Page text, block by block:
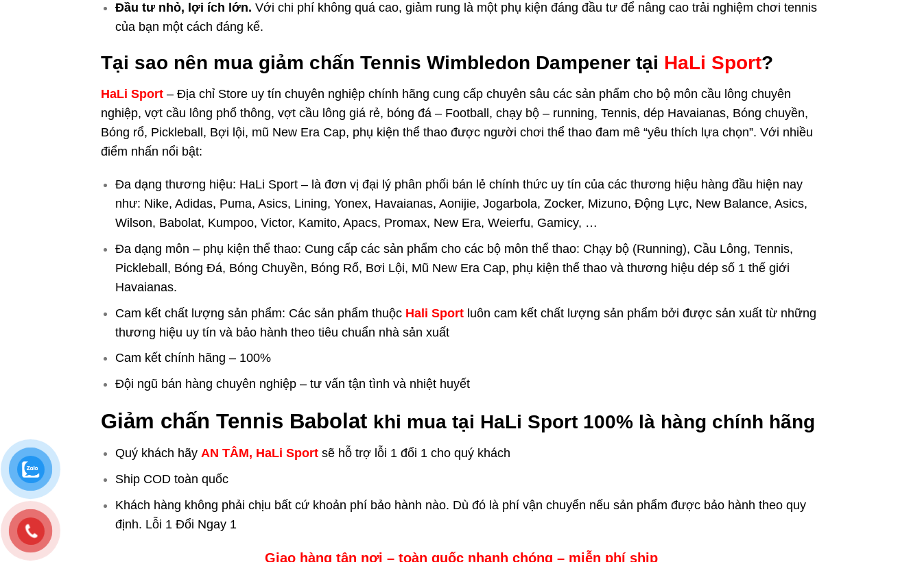
Đầu tư nhỏ, lợi ích lớn. Với chi phí không quá cao, giảm rung là một phụ kiện đáng đầu tư để nâng cao trải nghiệm chơi tennis
của bạn một cách đáng kể.
Tại sao nên mua giảm chấn Tennis Wimbledon Dampener tại HaLi Sport?
HaLi Sport – Địa chỉ Store uy tín chuyên nghiệp chính hãng cung cấp chuyên sâu các sản phẩm cho bộ môn cầu lông chuyên
nghiệp, vợt cầu lông phổ thông, vợt cầu lông giá rẻ, bóng đá – Football, chạy bộ – running, Tennis, dép Havaianas, Bóng chuyền,
Bóng rổ, Pickleball, Bợi lội, mũ New Era Cap, phụ kiện thể thao được người chơi thể thao đam mê “yêu thích lựa chọn”. Với nhiều
điểm nhấn nổi bật:
Đa dạng thương hiệu: HaLi Sport – là đơn vị đại lý phân phối bán lẻ chính thức uy tín của các thương hiệu hàng đầu hiện nay
như: Nike, Adidas, Puma, Asics, Lining, Yonex, Havaianas, Aonijie, Jogarbola, Zocker, Mizuno, Động Lực, New Balance, Asics,
Wilson, Babolat, Kumpoo, Victor, Kamito, Apacs, Promax, New Era, Weierfu, Gamicy, …
Đa dạng môn – phụ kiện thể thao: Cung cấp các sản phẩm cho các bộ môn thể thao: Chạy bộ (Running), Cầu Lông, Tennis,
Pickleball, Bóng Đá, Bóng Chuyền, Bóng Rổ, Bơi Lội, Mũ New Era Cap, phụ kiện thể thao và thương hiệu dép số 1 thế giới
Havaianas.
Cam kết chất lượng sản phẩm: Các sản phẩm thuộc Hali Sportluôn cam kết chất lượng sản phẩm bởi được sản xuất từ những
thương hiệu uy tín và bảo hành theo tiêu chuẩn nhà sản xuất
Cam kết chính hãng – 100%
Đội ngũ bán hàng chuyên nghiệp – tư vấn tận tình và nhiệt huyết
Giảm chấn Tennis Babolat khi mua tại HaLi Sport 100% là hàng chính hãng
Quý khách hãy AN TÂM, HaLi Sportsẽ hỗ trợ lỗi 1 đổi 1 cho quý khách
Ship COD toàn quốc
Khách hàng không phải chịu bất cứ khoản phí bảo hành nào. Dù đó là phí vận chuyển nếu sản phẩm được bảo hành theo quy
định. Lỗi 1 Đổi Ngay 1
Giao hàng tận nơi – toàn quốc nhanh chóng – miễn phí ship